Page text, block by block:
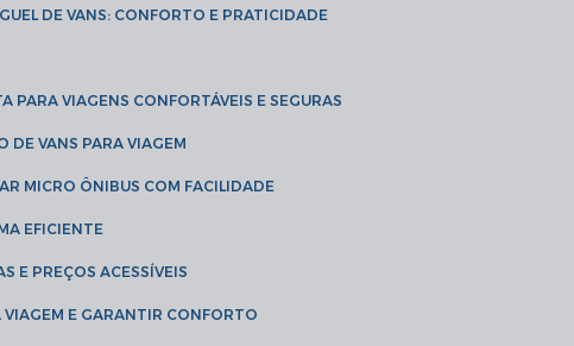
DE VANS: CONFORTO E PRATICIDADE
PARA VIAGENS CONFORTÁVEIS E SEGURAS
DE VANS PARA VIAGEM
MICRO ÔNIBUS COM FACILIDADE
EFICIENTE
E PREÇOS ACESSÍVEIS
VIAGEM E GARANTIR CONFORTO